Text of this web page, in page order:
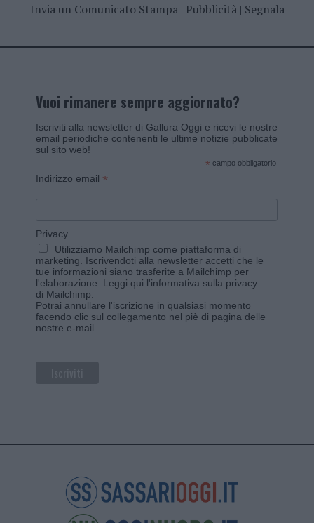
Invia un Comunicato Stampa| Pubblicità| Segnala
Vuoi rimanere sempre aggiornato?
Iscriviti alla newsletter di Gallura Oggi e ricevi le nostre
email periodiche contenenti le ultime notizie pubblicate
sul sito web!
* campo obbligatorio
Indirizzo email *
Privacy
Utilizziamo Mailchimp come piattaforma di
marketing. Iscrivendoti alla newsletter accetti che le
tue informazioni siano trasferite a Mailchimp per
l'elaborazione. Leggi qui l'informativa sulla privacy
di Mailchimp.
Potrai annullare l'iscrizione in qualsiasi momento
facendo clic sul collegamento nel piè di pagina delle
nostre e-mail.